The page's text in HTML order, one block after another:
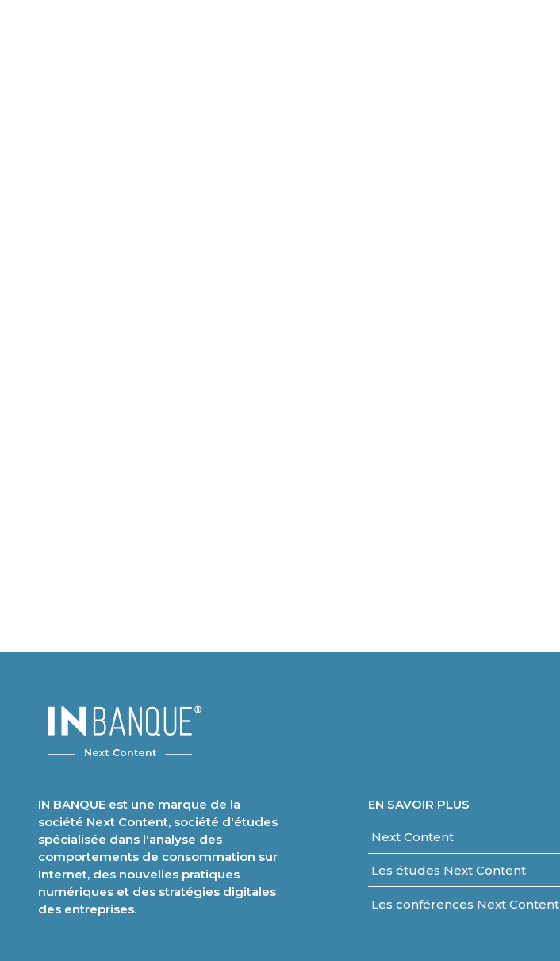
IN BANQUE est une marque de la
société Next Content, société d'études
spécialisée dans l'analyse des
comportements de consommation sur
Internet, des nouvelles pratiques
numériques et des stratégies digitales
des entreprises.
EN SAVOIR PLUS
Next Content
Les études Next Content
Les conférences Next Content